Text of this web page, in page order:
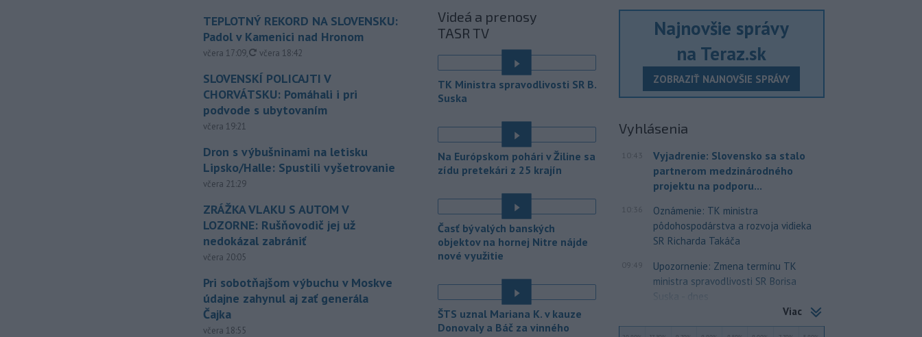
TEPLOTNÝ REKORD NA SLOVENSKU:
Padol v Kamenici nad Hronom
včera 17:09, aktualizované
včera 18:42
SLOVENSKÍ POLICAJTI V
CHORVÁTSKU: Pomáhali i pri
podvode s ubytovaním
včera 19:21
Dron s výbušninami na letisku
Lipsko/Halle: Spustili vyšetrovanie
včera 21:29
ZRÁŽKA VLAKU S AUTOM V
LOZORNE: Rušňovodič jej už
nedokázal zabrániť
včera 20:05
Pri sobotňajšom výbuchu v Moskve
údajne zahynul aj zať generála
Čajka
včera 18:55
objavila ďalší podzemný tunel,
ktorý mal
slúžiť na nelegálne
prevádzanie migrantov z Bieloruska
na územie tohto členského štátu
20:08 - Ruská dezinformačná
kandidáta, bývalého
centristického premiéra Attala. Ako
informovala agentúra AFP, odhalil ju
vládny úrad Viginum a s „vysokou
dezinformačnej sieti s názvom
Matrioška.
20:02 - Na jednokoľajovom
železničnom priecestí v Lozorne
nákladného vlaku s osobným
motorovým vozidlom.
19:29 - Úrady v severovýchodnej
Videá a prenosy
TASR TV
TK Ministra spravodlivosti SR B.
Suska
Na Európskom pohári v Žiline sa
zídu pretekári z 25 krajín
Časť bývalých banských
objektov na hornej Nitre nájde
nové využitie
ŠTS uznal Mariana K. v kauze
Donovaly a Báč za vinného
Najnovšie správy
na Teraz.sk
ZOBRAZIŤ NAJNOVŠIE SPRÁVY
Vyhlásenia
10:43
Vyjadrenie: Slovensko sa stalo
partnerom medzinárodného
projektu na podporu...
10:36
Oznámenie: TK ministra
pôdohospodárstva a rozvoja vidieka
SR Richarda Takáča
09:49
Upozornenie: Zmena termínu TK
ministra spravodlivosti SR Borisa
Suska - dnes
Viac